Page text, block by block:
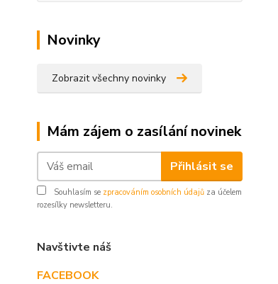
Novinky
Zobrazit všechny novinky
Mám zájem o zasílání novinek
Přihlásit se
Souhlasím se zpracováním osobních údajů za účelem
rozesílky newsletteru.
Navštivte náš
FACEBOOK